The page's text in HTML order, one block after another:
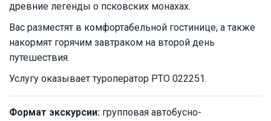
древние легенды о псковских монахах.
Вас разместят в комфортабельной гостинице, а также
накормят горячим завтраком на второй день
путешествия.
Услугу оказывает туроператор РТО 022251.
Формат экскурсии: групповая автобусно-